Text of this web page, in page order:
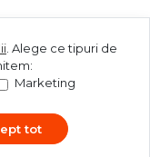
Alege ce tipuri de
Marketing
tot